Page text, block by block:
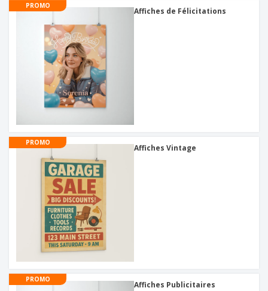
PROMO
Affiches de Félicitations
PROMO
Affiches Vintage
PROMO
Affiches Publicitaires